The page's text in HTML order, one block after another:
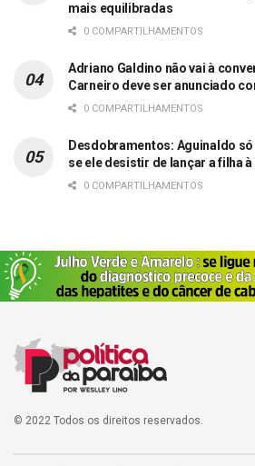
mais equilibradas
0 COMPARTILHAMENTOS
Adriano Galdino não vai à
Carneiro deve ser anunciado
0 COMPARTILHAMENTOS
Desdobramentos: Aguinaldo
se ele desistir de lançar a filha
0 COMPARTILHAMENTOS
© 2022 Todos os direitos reservados.